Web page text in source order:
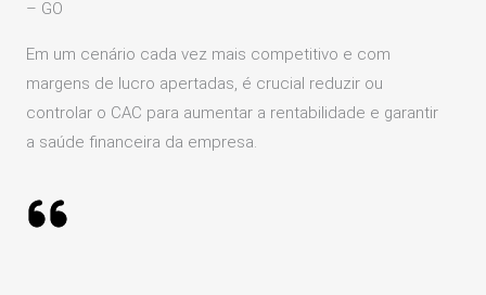
– GO
Em um cenário cada vez mais competitivo e com
margens de lucro apertadas, é crucial reduzir ou
controlar o CAC para aumentar a rentabilidade e garantir
a saúde financeira da empresa.